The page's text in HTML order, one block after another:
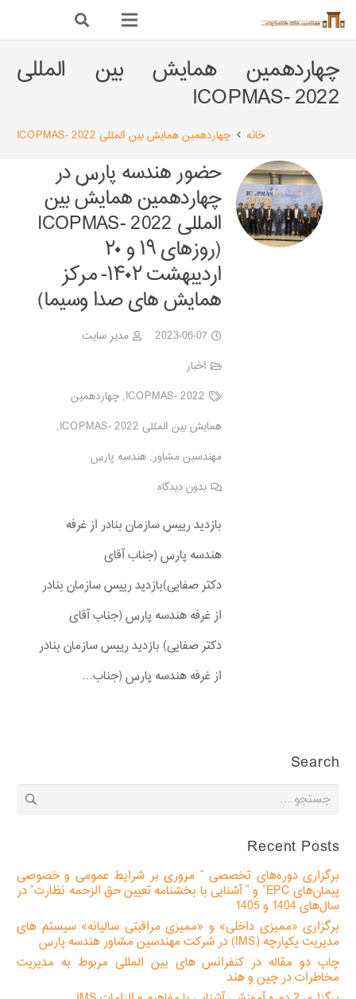
چهاردهمین همایش بین المللی
ICOPMAS- 2022
خانه چهاردهمین همایش بین المللی ICOPMAS- 2022
حضور هندسه پارس در
چهاردهمین همایش بین
المللی ICOPMAS- 2022
(روزهای ۱۹ و ۲۰
اردیبهشت ۱۴۰۲- مرکز
همایش های صدا وسیما)
2023-06-07
مدیر سایت
اخبار
ICOPMAS- 2022
,چهاردهمین
همایش بین المللی ICOPMAS- 2022
,
مهندسین مشاور,هندسه پارس
بدون دیدگاه
بازدید رییس سازمان بنادر از غرفه
هندسه پارس (جناب آقای
دکتر صفایی)بازدید رییس سازمان بنادر
از غرفه هندسه پارس (جناب آقای
دکتر صفایی) بازدید رییس سازمان بنادر
از غرفه هندسه پارس (جناب…
Search
جستجو
Recent Posts
برگزاری دوره‌های تخصصی ” مروری بر شرایط عمومی و خصوصی
پیمان‌های EPC” و ” آشنایی با بخشنامه تعیین حق الزحمه نظارت” در
سال‌های 1404 و 1405
برگزاری «ممیزی داخلی» و «ممیزی مراقبتی سالیانه» سیستم های
مدیریت یکپارچه (IMS) در شرکت مهندسین مشاور هندسه پارس
چاپ دو مقاله در کنفرانس های بین المللی مربوط به مدیریت
مخاطرات در چین و هند